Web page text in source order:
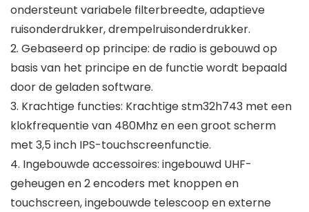
ondersteunt variabele filterbreedte, adaptieve
ruisonderdrukker, drempelruisonderdrukker.
2. Gebaseerd op principe: de radio is gebouwd op
basis van het principe en de functie wordt bepaald
door de geladen software.
3. Krachtige functies: Krachtige stm32h743 met een
klokfrequentie van 480Mhz en een groot scherm
met 3,5 inch IPS-touchscreenfunctie.
4. Ingebouwde accessoires: ingebouwd UHF-
geheugen en 2 encoders met knoppen en
touchscreen, ingebouwde telescoop en externe